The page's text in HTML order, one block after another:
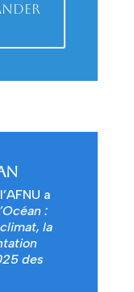
AFNU a
:
la
des